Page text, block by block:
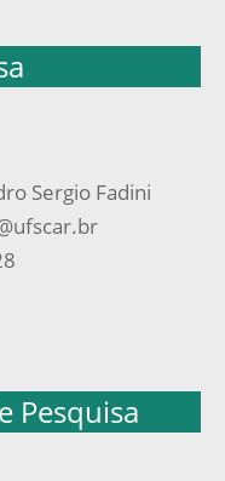
Sergio Fadini
Pesquisa